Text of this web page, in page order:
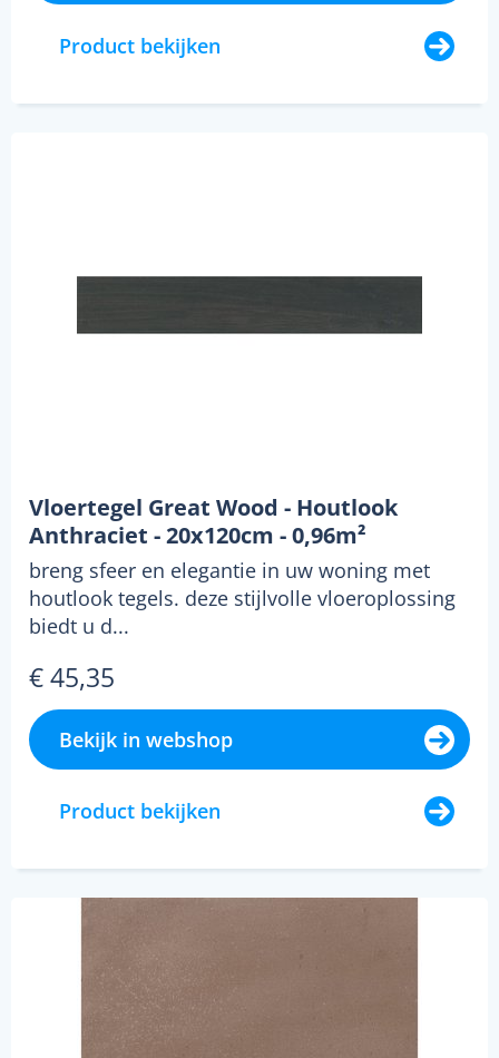
Product bekijken
Vloertegel Great Wood - Houtlook
Anthraciet - 20x120cm - 0,96m²
breng sfeer en elegantie in uw woning met
houtlook tegels. deze stijlvolle vloeroplossing
biedt u d...
€ 45,35
Bekijk in webshop
Product bekijken